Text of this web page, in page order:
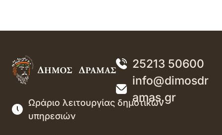
25213 50600
info@dimosdr
amas.gr
Ωράριο λειτουργίας δημοτικών
υπηρεσιών